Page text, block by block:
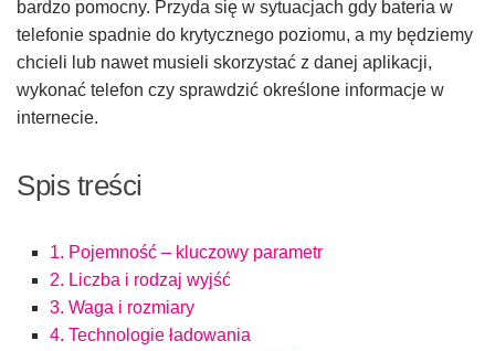
bardzo pomocny. Przyda się w sytuacjach gdy bateria w
telefonie spadnie do krytycznego poziomu, a my będziemy
chcieli lub nawet musieli skorzystać z danej aplikacji,
wykonać telefon czy sprawdzić określone informacje w
internecie.
Spis treści
1. Pojemność – kluczowy parametr
2. Liczba i rodzaj wyjść
3. Waga i rozmiary
4. Technologie ładowania